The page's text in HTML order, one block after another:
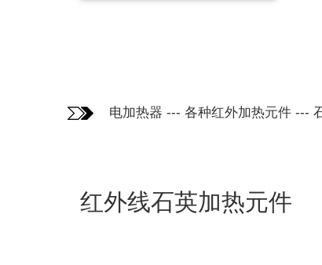
电加热器 --- 各种红外加热元件---
红外线石英加热元件